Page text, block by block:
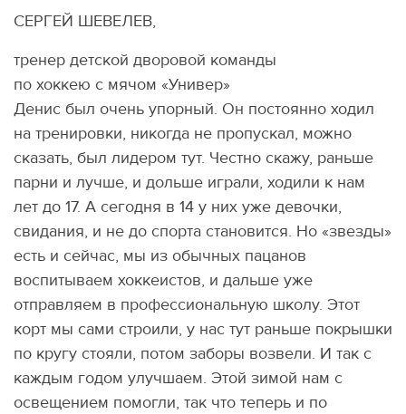
СЕРГЕЙ ШЕВЕЛЕВ,
тренер детской дворовой команды
по хоккею с мячом «Универ»
Денис был очень упорный. Он постоянно ходил
на тренировки, никогда не пропускал, можно
сказать, был лидером тут. Честно скажу, раньше
парни и лучше, и дольше играли, ходили к нам
лет до 17. А сегодня в 14 у них уже девочки,
свидания, и не до спорта становится. Но «звезды»
есть и сейчас, мы из обычных пацанов
воспитываем хоккеистов, и дальше уже
отправляем в профессиональную школу. Этот
корт мы сами строили, у нас тут раньше покрышки
по кругу стояли, потом заборы возвели. И так с
каждым годом улучшаем. Этой зимой нам с
освещением помогли, так что теперь и по